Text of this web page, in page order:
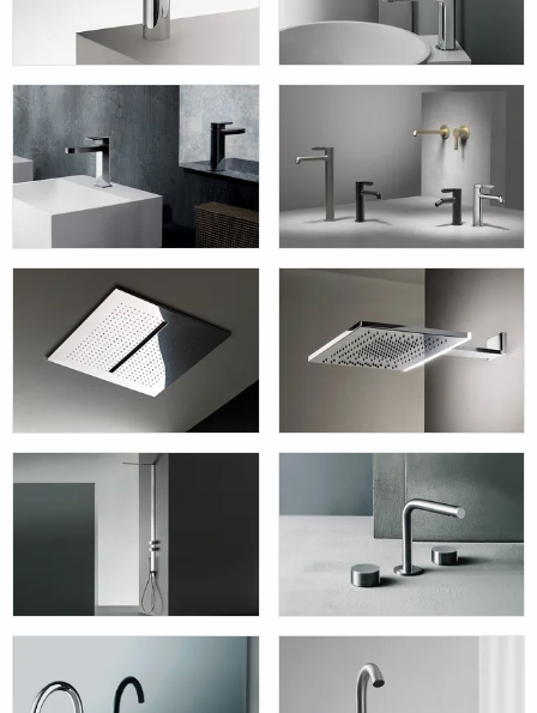
MYO
TORINO
ACQUAZONE ACQUAFIT
and Fantini